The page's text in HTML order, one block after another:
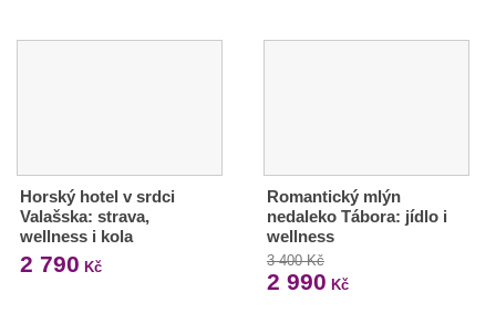
Horský hotel v srdci
Valašska: strava,
wellness i kola
2 790 Kč
Romantický mlýn
nedaleko Tábora: jídlo i
wellness
3 400 Kč
2 990 Kč